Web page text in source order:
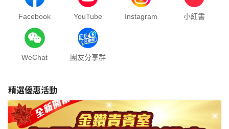
Facebook YouTube Instagram 小紅書
WeChat 團友分享群
精選優惠活動